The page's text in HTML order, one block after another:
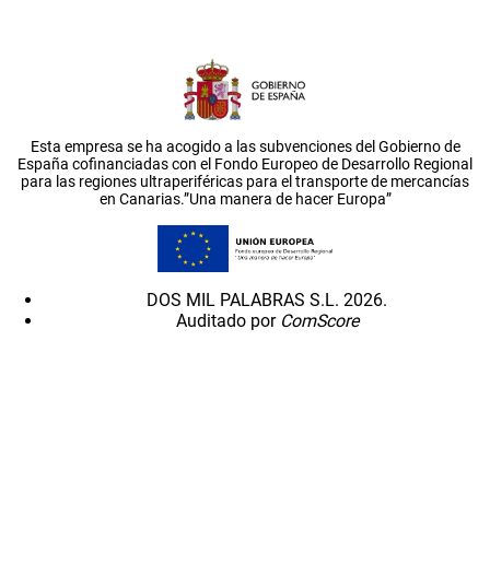
Esta empresa se ha acogido a las subvenciones del Gobierno de
España cofinanciadas con el Fondo Europeo de Desarrollo Regional
para las regiones ultraperiféricas para el transporte de mercancías
en Canarias.”Una manera de hacer Europa”
DOS MIL PALABRAS S.L. 2026.
Auditado por ComScore